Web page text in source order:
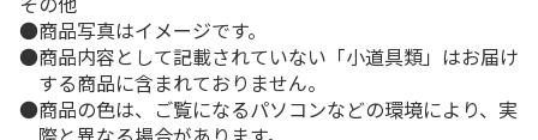
商品写真はイメージです。
商品内容として記載されていない「小道具類」はお届け
する商品に含まれておりません。
商品の色は、ご覧になるパソコンなどの環境により、実